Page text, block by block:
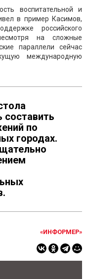
воспитательной и
в пример Касимов,
российского
на сложные
параллели сейчас
международную
составить
по
городах.
«ИНФОРМЕР»